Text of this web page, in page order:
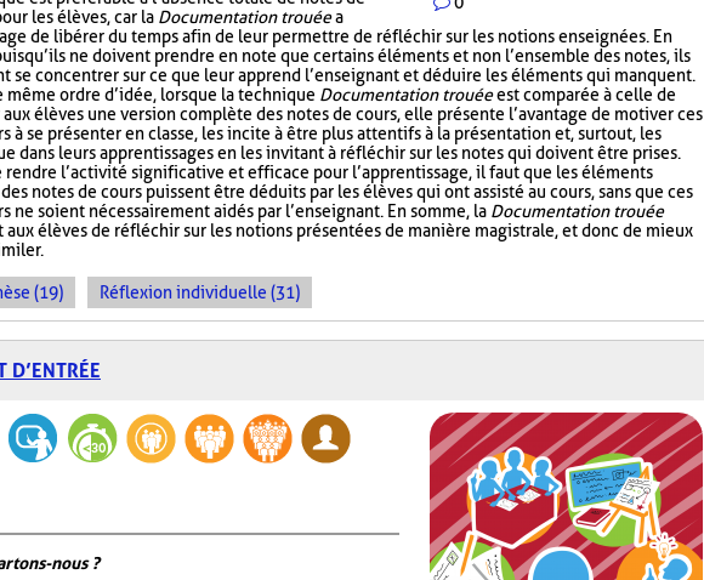
les élèves, car la Documentation trouéea
de libérer du temps afin de leur permettre de réfléchir sur les notions enseignées. En
ne doivent prendre en note que certains éléments et non l’ensemble des notes, ils
se concentrer sur ce que leur apprend l’enseignant et déduire les éléments qui manquent.
même ordre d’idée, lorsque la technique Documentation trouéeest comparée à celle de
élèves une version complète des notes de cours, elle présente l’avantage de motiver ces
à se présenter en classe, les incite à être plus attentifs à la présentation et, surtout, les
dans leurs apprentissages en les invitant à réfléchir sur les notes qui doivent être prises.
rendre l’activité significative et efficace pour l’apprentissage, il faut que les éléments
notes de cours puissent être déduits par les élèves qui ont assisté au cours, sans que ces
ne soient nécessairement aidés par l’enseignant. En somme, la Documentation trouée
aux élèves de réfléchir sur les notions présentées de manière magistrale, et donc de mieux
(19) Réflexion individuelle (31)
D’ENTRÉE
nous ?